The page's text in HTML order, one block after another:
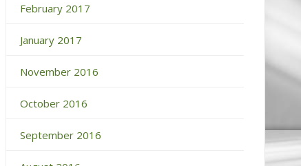
February 2017
January 2017
November 2016
October 2016
September 2016